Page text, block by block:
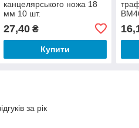
канцелярського ножа 18
мм 10 шт.
27,40₴
Купити
за рік